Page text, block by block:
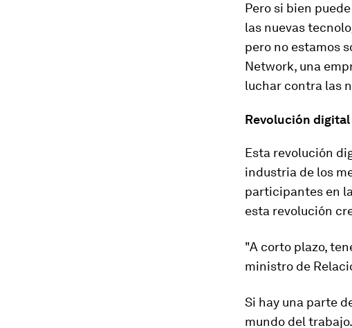
Pero si bien
las nuevas
pero no estamos
Network, una
luchar contra las
Revolución digital
Esta revolución
industria de los
participantes en
esta revolución
"A corto plazo,
ministro de
Si hay una parte
mundo del trabajo.